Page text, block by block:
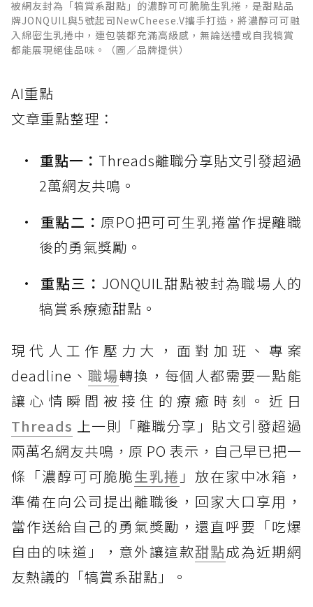
被網友封為「犒賞系甜點」的濃醇可可脆脆生乳捲，是甜點品
牌JONQUIL與5號起司NewCheese.V攜手打造，將濃醇可可融
入綿密生乳捲中，連包裝都充滿高級感，無論送禮或自我犒賞
都能展現絕佳品味。（圖／品牌提供）
AI重點
文章重點整理：
重點一： Threads離職分享貼文引發超過
2萬網友共鳴。
重點二： 原PO把可可生乳捲當作提離職
後的勇氣獎勵。
重點三： JONQUIL甜點被封為職場人的
犒賞系療癒甜點。
現代人工作壓力大，面對加班、專案
deadline、 職場轉換，每個人都需要一點能
讓心情瞬間被接住的療癒時刻。近日
Threads 上一則「離職分享」貼文引發超過
兩萬名網友共鳴，原 PO 表示，自己早已把一
條「濃醇可可脆脆生乳捲 」放在家中冰箱，
準備在向公司提出離職後，回家大口享用，
當作送給自己的勇氣獎勵，還直呼要「吃爆
自由的味道」，意外讓這款甜點成為近期網
友熱議的「犒賞系甜點」。